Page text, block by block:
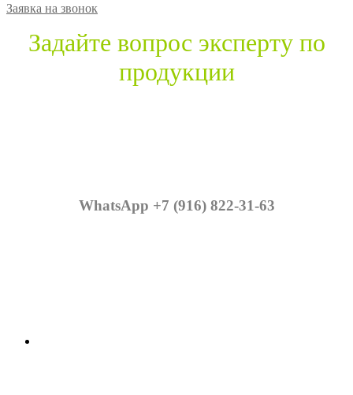
Заявка на звонок
Задайте вопрос эксперту по
продукции
WhatsApp +7 (916) 822-31-63